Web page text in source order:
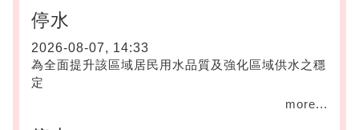
停水
2026-08-07, 14:33
為全面提升該區域居民用水品質及強化區域供水之穩
定
more...